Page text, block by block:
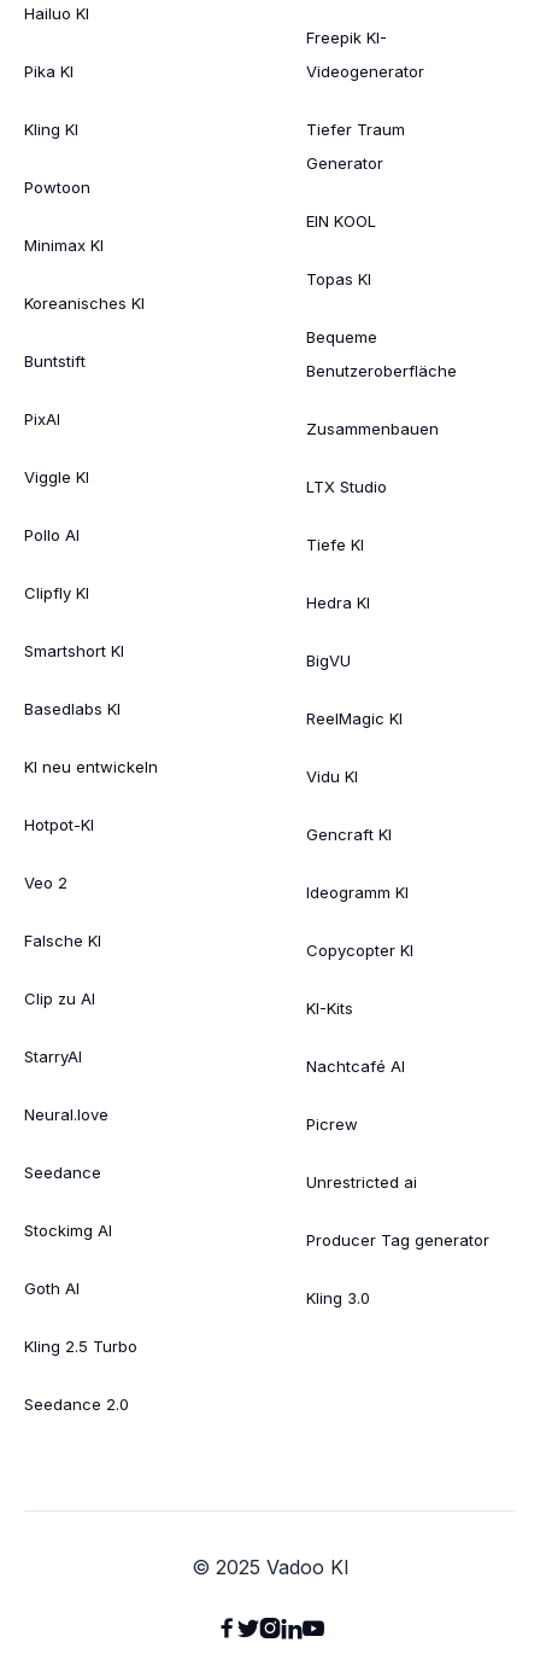
Hailuo KI
Pika KI
Kling KI
Powtoon
Minimax KI
Koreanisches KI
Buntstift
PixAI
Viggle KI
Pollo AI
Clipfly KI
Smartshort KI
Basedlabs KI
KI neu entwickeln
Hotpot-KI
Veo 2
Falsche KI
Clip zu AI
StarryAI
Neural.love
Seedance
Stockimg AI
Goth AI
Kling 2.5 Turbo
Seedance 2.0
Freepik KI-
Videogenerator
Tiefer Traum
Generator
EIN KOOL
Topas KI
Bequeme
Benutzeroberfläche
Zusammenbauen
LTX Studio
Tiefe KI
Hedra KI
BigVU
ReelMagic KI
Vidu KI
Gencraft KI
Ideogramm KI
Copycopter KI
KI-Kits
Nachtcafé AI
Picrew
Unrestricted ai
Producer Tag generator
Kling 3.0
© 2025 Vadoo KI
 